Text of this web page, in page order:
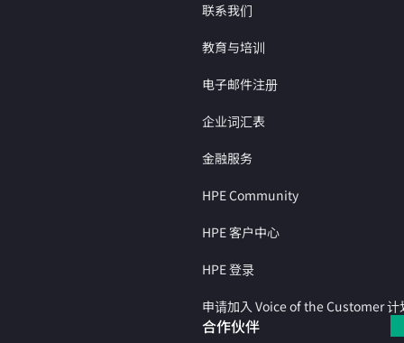
联系我们
教育与培训
电子邮件注册
企业词汇表
金融服务
HPE Community
HPE 客户中心
HPE 登录
申请加入 Voice of the Customer 计
合作伙伴